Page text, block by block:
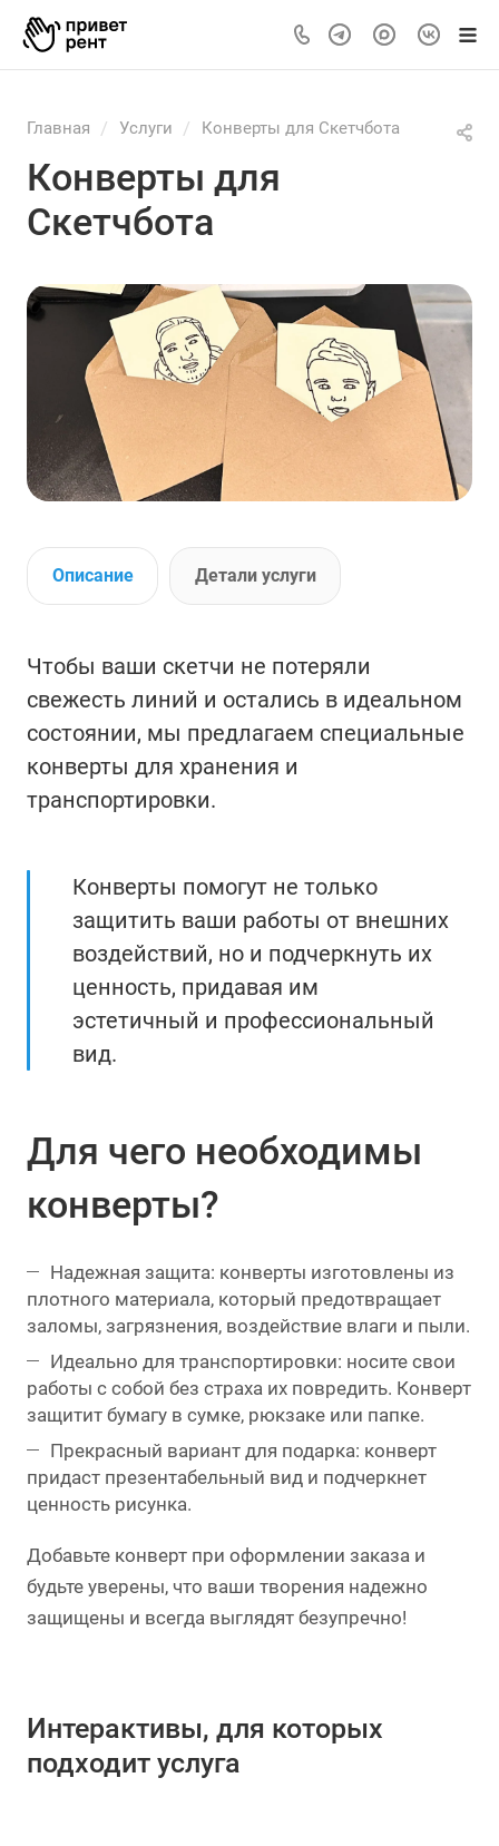
Главная / Услуги / Конверты для Скетчбота
Конверты для
Скетчбота
Описание Детали услуги
Чтобы ваши скетчи не потеряли
свежесть линий и остались в идеальном
состоянии, мы предлагаем специальные
конверты для хранения и
транспортировки.
Конверты помогут не только
защитить ваши работы от внешних
воздействий, но и подчеркнуть их
ценность, придавая им
эстетичный и профессиональный
вид.
Для чего необходимы
конверты?
Надежная защита: конверты изготовлены из
плотного материала, который предотвращает
заломы, загрязнения, воздействие влаги и пыли.
Идеально для транспортировки: носите свои
работы с собой без страха их повредить. Конверт
защитит бумагу в сумке, рюкзаке или папке.
Прекрасный вариант для подарка: конверт
придаст презентабельный вид и подчеркнет
ценность рисунка.
Добавьте конверт при оформлении заказа и
будьте уверены, что ваши творения надежно
защищены и всегда выглядят безупречно!
Интерактивы, для которых
подходит услуга